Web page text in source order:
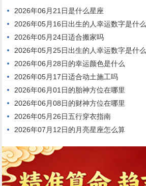
2026年06月21日是什么星座
2026年05月16日出生的人幸运数字是什么
2026年05月24日适合搬家吗
2026年05月25日出生的人幸运数字是什么
2026年06月28日的幸运颜色是什么
2026年05月17日适合动土施工吗
2026年06月01日的胎神方位在哪里
2026年06月08日的财神方位在哪里
2026年05月26日五行穿衣指南
2026年07月12日的月亮星座怎么算